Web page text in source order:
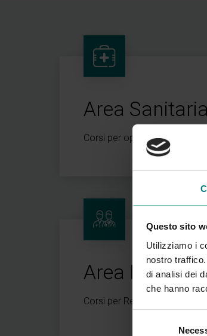
Questo sito
Utilizziamo i
nostro
di analisi dei
che hanno
Area Sanitaria
Corsi per operatori sanitari,
Area Risorse
Corsi per Responsabili delle